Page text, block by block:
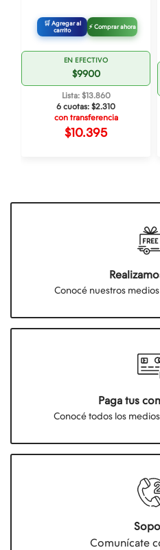
🛒 Agregar al
carrito
⚡ Comprar ahora
EN EFECTIVO
$9900
Lista: $13.860
6 cuotas: $2.310
con transferencia
$10.395
Conocé nuestros
Paga tus
Conocé todos los
Comunícate